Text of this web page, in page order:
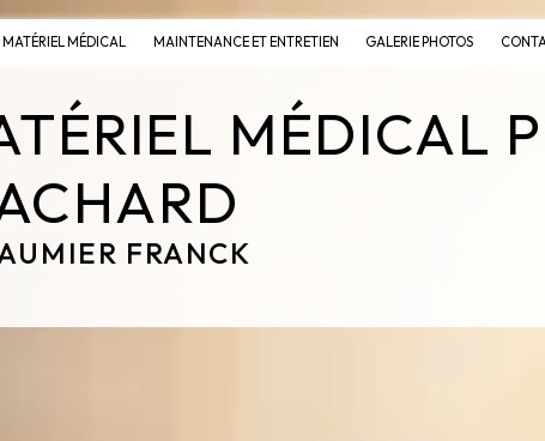
MATÉRIEL MÉDICAL MAINTENANCE ET ENTRETIEN GALERIE PHOTOS
MÉDICAL
FRANCK